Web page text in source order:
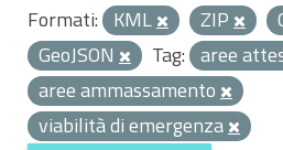
Formati: KML ZIP
GeoJSON
Tag: aree
aree ammassamento
viabilità di emergenza